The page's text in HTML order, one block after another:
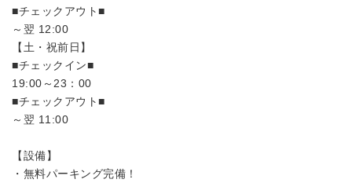
■チェックアウト■
～翌 12:00
【土・祝前日】
■チェックイン■
19:00～23：00
■チェックアウト■
～翌 11:00
【設備】
・無料パーキング完備！